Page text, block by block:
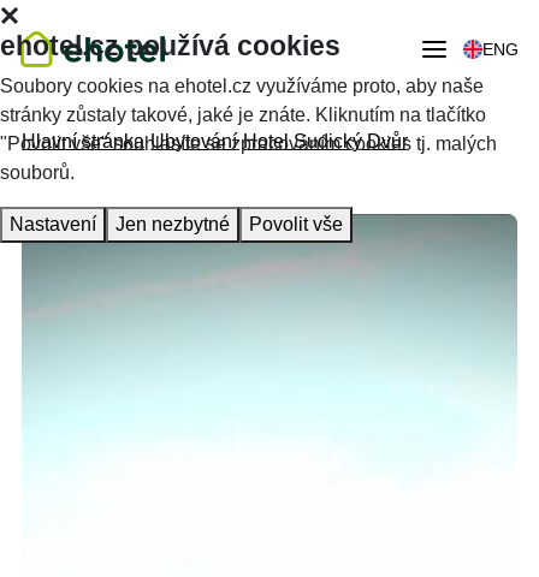
ENG
Hlavní stránka Ubytování Hotel Sudický Dvůr
ehotel.cz používá cookies
Soubory cookies na ehotel.cz využíváme proto, aby naše
stránky zůstaly takové, jaké je znáte. Kliknutím na tlačítko
"Povolit vše" souhlasíte se zpracováním cookies tj. malých
souborů.
Nastavení Jen nezbytné Povolit vše